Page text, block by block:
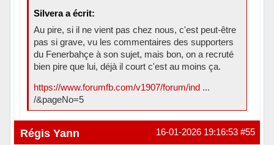
Silvera a écrit:
Au pire, si il ne vient pas chez nous, c'est peut-être
pas si grave, vu les commentaires des supporters
du Fenerbahçe à son sujet, mais bon, on a recruté
bien pire que lui, déjà il court c'est au moins ça.
https://www.forumfb.com/v1907/forum/ind...
/&pageNo=5
Hors ligne #55
16-01-2026 19:16:53
Régis Yann